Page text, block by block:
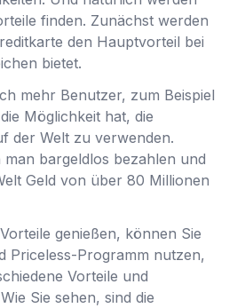
finden. Zunächst werden
den Hauptvorteil bei
bietet.
mehr Benutzer, zum Beispiel
Möglichkeit hat, die
der Welt zu verwenden.
bargeldlos bezahlen und
Geld von über 80 Millionen
genießen, können Sie
Priceless-Programm nutzen,
Vorteile und
Sie sehen, sind die